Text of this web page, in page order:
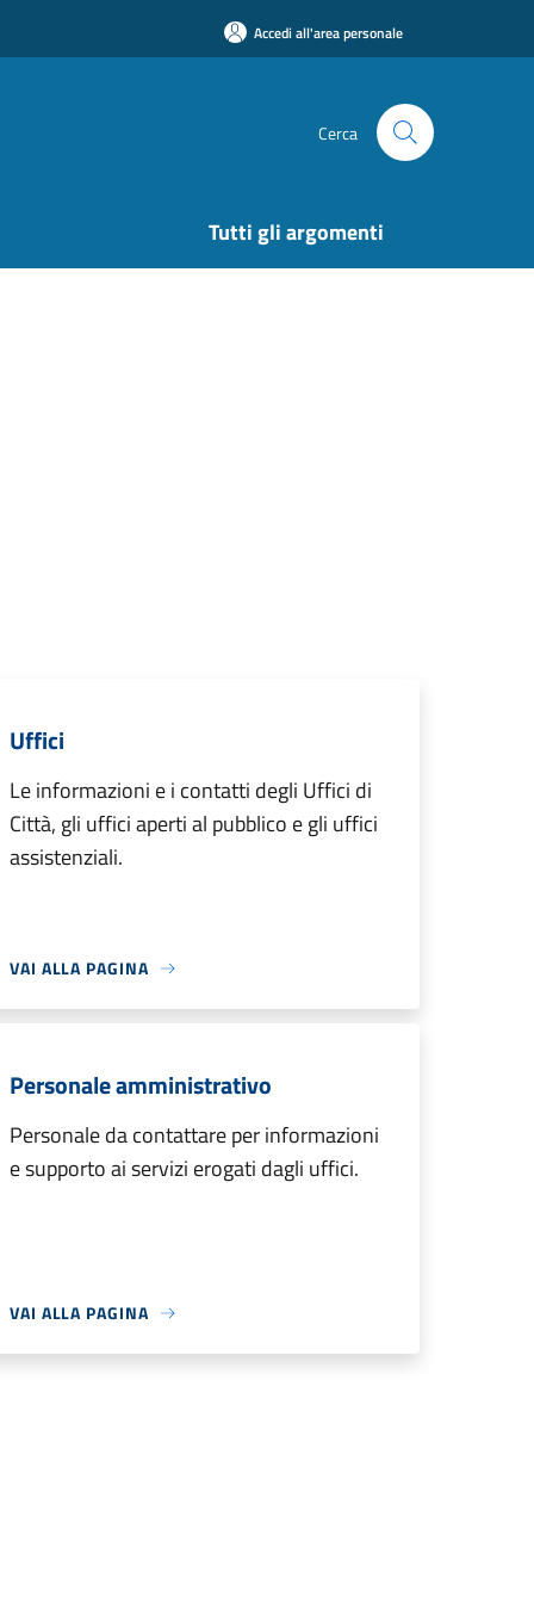
Accedi all'area personale
Cerca
Tutti gli argomenti
Uffici
Le informazioni e i contatti degli Uffici di
Città, gli uffici aperti al pubblico e gli uffici
assistenziali.
VAI ALLA PAGINA
Personale amministrativo
Personale da contattare per informazioni
e supporto ai servizi erogati dagli uffici.
VAI ALLA PAGINA